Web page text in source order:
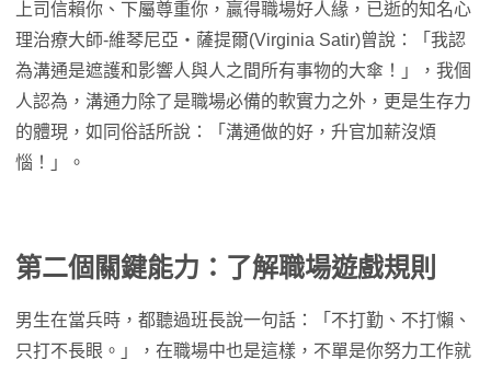
上司信賴你、下屬尊重你，贏得職場好人緣，已逝的知名心
理治療大師-維琴尼亞‧薩提爾(Virginia Satir)曾說：「我認
為溝通是遮護和影響人與人之間所有事物的大傘！」，我個
人認為，溝通力除了是職場必備的軟實力之外，更是生存力
的體現，如同俗話所說：「溝通做的好，升官加薪沒煩
惱！」。
第二個關鍵能力：了解職場遊戲規則
男生在當兵時，都聽過班長說一句話：「不打勤、不打懶、
只打不長眼。」，在職場中也是這樣，不單是你努力工作就